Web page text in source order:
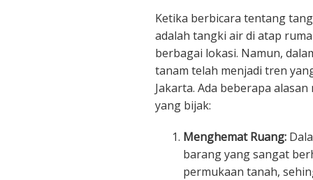
Ketika berbicara tentang
adalah tangki air di atap
berbagai lokasi. Namun,
tanam telah menjadi tren
Jakarta. Ada beberapa
yang bijak:
Menghemat Ruang:
barang yang sangat
permukaan tanah,